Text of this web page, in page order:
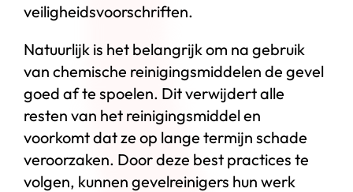
veiligheidsvoorschriften.
Natuurlijk is het belangrijk om na gebruik
van chemische reinigingsmiddelen de gevel
goed af te spoelen. Dit verwijdert alle
resten van het reinigingsmiddel en
voorkomt dat ze op lange termijn schade
veroorzaken. Door deze best practices te
volgen, kunnen gevelreinigers hun werk